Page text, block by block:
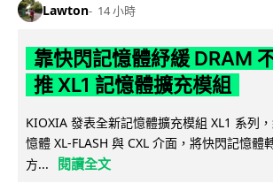
Lawton 14 小時
靠快閃記憶體紓緩 DRAM
推 XL1 記憶體擴充模組
KIOXIA 發表全新記憶體擴充模組 XL1 系列
憶體 XL-FLASH 與 CXL 介面，將快閃記憶體
方...
閱讀全文